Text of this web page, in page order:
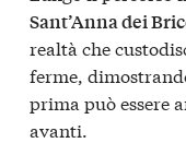
Sant’Anna dei
realtà che
ferme,
prima può essere
avanti.